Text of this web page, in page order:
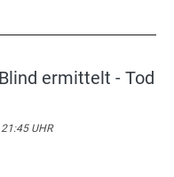
ermittelt - Tod
21:45 UHR